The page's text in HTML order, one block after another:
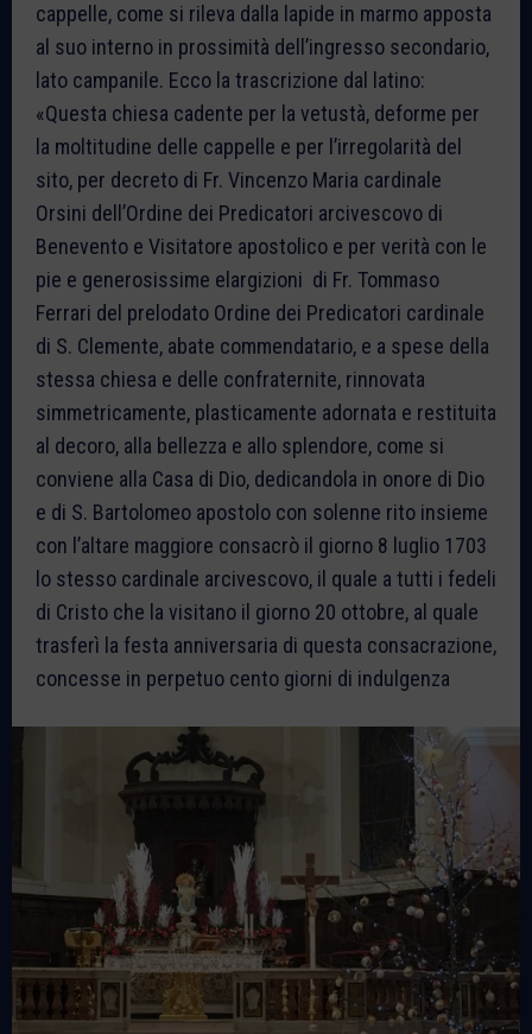
cappelle, come si rileva dalla lapide in marmo apposta
al suo interno in prossimità dell’ingresso secondario,
lato campanile. Ecco la trascrizione dal latino:
«Questa chiesa cadente per la vetustà, deforme per
la moltitudine delle cappelle e per l’irregolarità del
sito, per decreto di Fr. Vincenzo Maria cardinale
Orsini dell’Ordine dei Predicatori arcivescovo di
Benevento e Visitatore apostolico e per verità con le
pie e generosissime elargizioni di Fr. Tommaso
Ferrari del prelodato Ordine dei Predicatori cardinale
di S. Clemente, abate commendatario, e a spese della
stessa chiesa e delle confraternite, rinnovata
simmetricamente, plasticamente adornata e restituita
al decoro, alla bellezza e allo splendore, come si
conviene alla Casa di Dio, dedicandola in onore di Dio
e di S. Bartolomeo apostolo con solenne rito insieme
con l’altare maggiore consacrò il giorno 8 luglio 1703
lo stesso cardinale arcivescovo, il quale a tutti i fedeli
di Cristo che la visitano il giorno 20 ottobre, al quale
trasferì la festa anniversaria di questa consacrazione,
concesse in perpetuo cento giorni di indulgenza